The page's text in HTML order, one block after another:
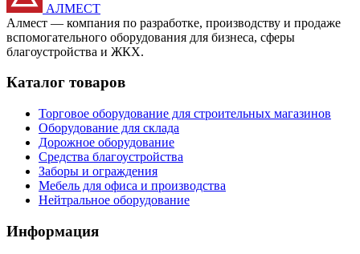
АЛМЕСТ
Алмест — компания по разработке, производству и продаже
вспомогательного оборудования для бизнеса, сферы
благоустройства и ЖКХ.
Каталог товаров
Торговое оборудование для строительных магазинов
Оборудование для склада
Дорожное оборудование
Средства благоустройства
Заборы и ограждения
Мебель для офиса и производства
Нейтральное оборудование
Информация